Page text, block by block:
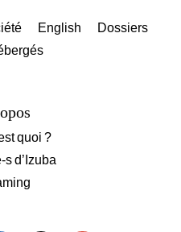
English
Dossiers
quoi ?
s d’Izuba